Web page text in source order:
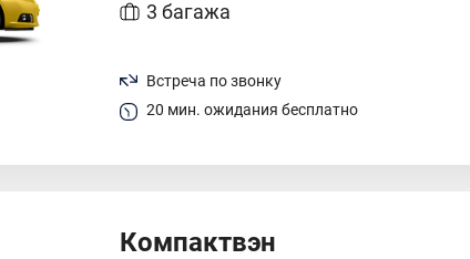
3 багажа
Встреча по звонку
20 мин. ожидания бесплатно
Компактвэн